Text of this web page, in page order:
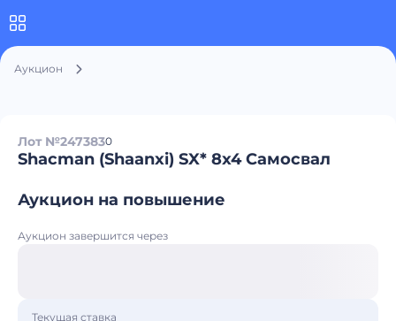
Аукцион
Лот №2473830
Shacman (Shaanxi) SX* 8x4 Самосвал
Аукцион на повышение
Аукцион завершится через
Текущая ставка